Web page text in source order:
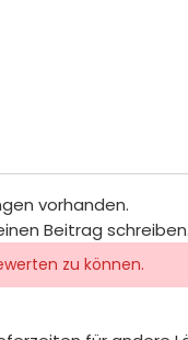
vorhanden.
Beitrag schreiben.
zu können.